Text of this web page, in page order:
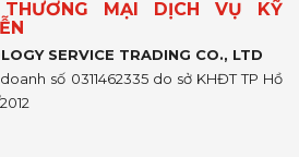
MẠI DỊCH VỤ KỸ
SERVICE TRADING CO., LTD
số 0311462335 do sở KHĐT TP Hồ